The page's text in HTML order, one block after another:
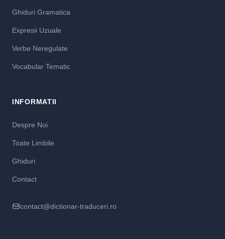
Ghiduri Gramatica
Expresii Uzuale
Verbe Neregulate
Vocabular Tematic
INFORMATII
Despre Noi
Toate Limbile
Ghiduri
Contact
contact@dictionar-traduceri.ro